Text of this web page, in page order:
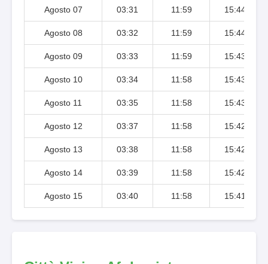
Agosto 07 03:31 11:59 15:44
Agosto 08 03:32 11:59 15:44
Agosto 09 03:33 11:59 15:43
Agosto 10 03:34 11:58 15:43
Agosto 11 03:35 11:58 15:43
Agosto 12 03:37 11:58 15:42
Agosto 13 03:38 11:58 15:42
Agosto 14 03:39 11:58 15:42
Agosto 15 03:40 11:58 15:41